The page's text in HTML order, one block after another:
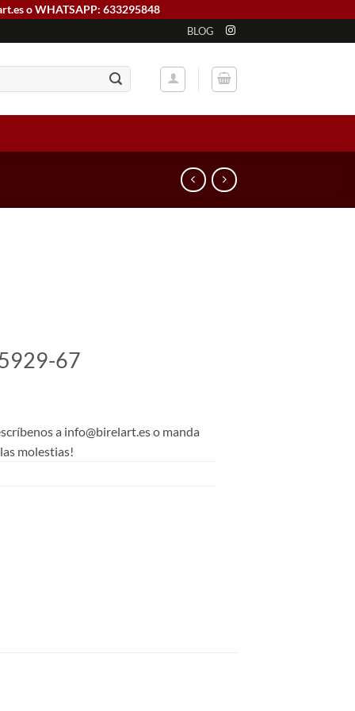
o WHATSAPP: 633295848
BLOG
67
a info@birelart.es o manda
molestias!